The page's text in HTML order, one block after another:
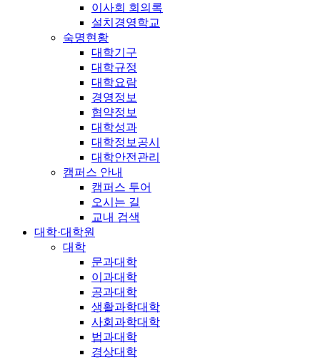
이사회 회의록
설치경영학교
숙명현황
대학기구
대학규정
대학요람
경영정보
협약정보
대학성과
대학정보공시
대학안전관리
캠퍼스 안내
캠퍼스 투어
오시는 길
교내 검색
대학·대학원
대학
문과대학
이과대학
공과대학
생활과학대학
사회과학대학
법과대학
경상대학